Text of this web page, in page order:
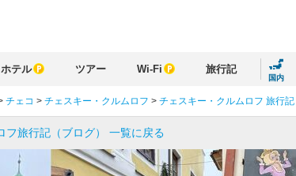
ホテル ツアー Wi-Fi 旅行記
国内
チェコ > チェスキー・クルムロフ > チェスキー・クルムロフ 旅行記
フ旅行記（ブログ） 一覧に戻る